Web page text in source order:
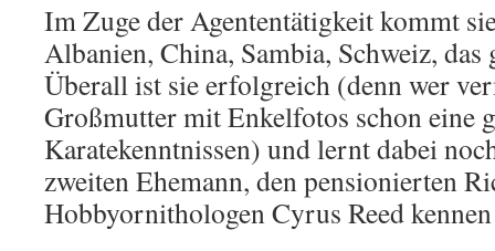
Im Zuge der Agententätigkeit kommt
Albanien, China, Sambia, Schweiz,
Überall ist sie erfolgreich (denn wer
Großmutter mit Enkelfotos schon eine
Karatekenntnissen) und lernt dabei
zweiten Ehemann, den pensionierten
Hobbyornithologen Cyrus Reed